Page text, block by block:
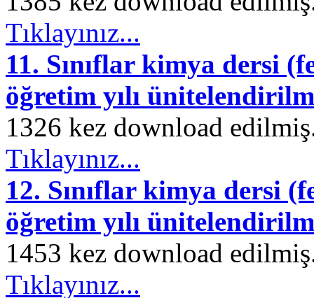
Tıklayınız...
11. Sınıflar kimya dersi
öğretim yılı
1326 kez download
Tıklayınız...
12. Sınıflar kimya dersi
öğretim yılı
1453 kez download
Tıklayınız...